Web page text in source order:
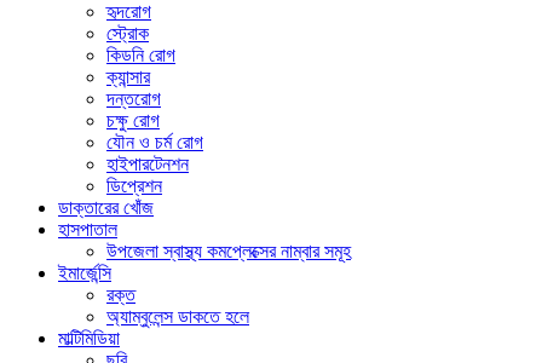
হৃদরোগ
স্ট্রোক
কিডনি রোগ
ক্যান্সার
দন্তরোগ
চক্ষু রোগ
যৌন ও চর্ম রোগ
হাইপারটেনশন
ডিপ্রেশন
ডাক্তারের খোঁজ
হাসপাতাল
উপজেলা স্বাস্থ্য কমপ্লেক্সের নাম্বার সমূহ
ইমার্জেন্সি
রক্ত
অ্যাম্বুলেন্স ডাকতে হলে
মাল্টিমিডিয়া